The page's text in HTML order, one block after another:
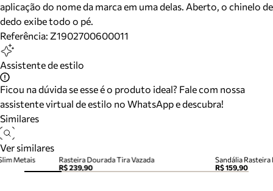
aplicação do nome da marca em uma delas. Aberto, o chinelo de
dedo exibe todo o pé.
Referência: Z1902700600011
Assistente de estilo
Ficou na dúvida se esse é o produto ideal? Fale com nossa
assistente virtual de estilo no WhatsApp e descubra!
Similares
Ver similares
Rasteira Dourada Tira Vazada
R$ 239,90
Sandália
R$ 159,90
Metais